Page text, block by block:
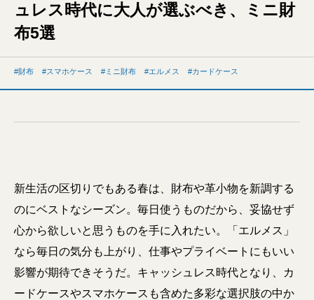
ュレス時代に大人が選ぶべき、ミニ財
布5選
財布 スマホケース ミニ財布 エルメス カードケース
新生活の区切りでもある春は、財布や革小物を新調する
のにベストなシーズン。毎日使うものだから、妥協せず
心から欲しいと思うものを手に入れたい。「エルメス」
なら毎日の気分も上がり、仕事やプライベートにもいい
影響が期待できそうだ。キャッシュレス時代となり、カ
ードケースやスマホケースも含めた多彩な選択肢の中か